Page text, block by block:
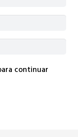
continuar